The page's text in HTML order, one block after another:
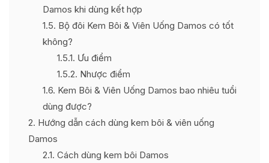
Damos khi dùng kết hợp
1.5 Bộ đôi Kem Bôi & Viên Uống Damos có tốt
không?
1.5.1 Ưu điểm
1.5.2 Nhược điểm
1.6 Kem Bôi & Viên Uống Damos bao nhiêu tuổi
dùng được?
2 Hướng dẫn cách dùng kem bôi & viên uống
Damos
2.1 Cách dùng kem bôi Damos